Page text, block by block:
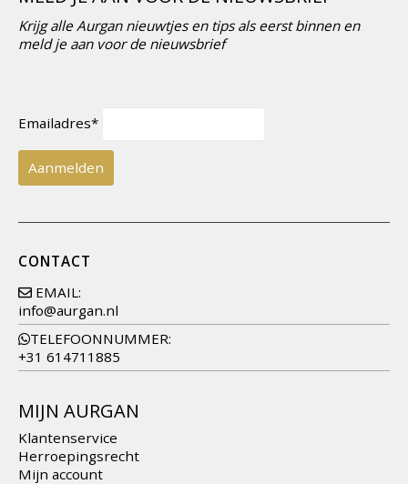
Krijg alle Aurgan nieuwtjes en tips als eerst binnen en
meld je aan voor de nieuwsbrief
Emailadres*
CONTACT
EMAIL:
info@aurgan.nl
TELEFOONNUMMER:
+31 614711885
MIJN AURGAN
Klantenservice
Herroepingsrecht
Mijn account